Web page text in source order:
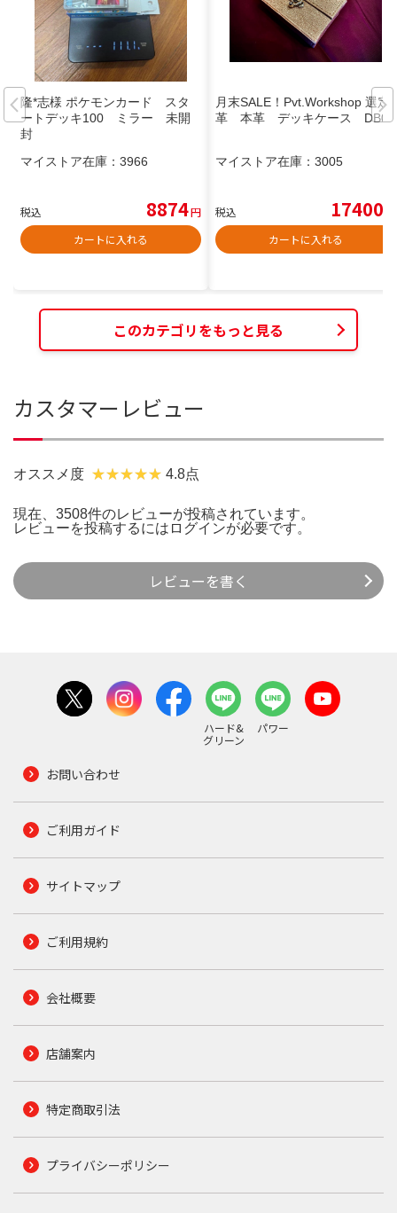
隆*志様 ポケモンカード スタ
ートデッキ100 ミラー 未開
封
マイストア在庫： 3966
税込 8874円
カートに入れる
月末SALE！Pvt.Workshop 選定
革 本革 デッキケース DB08
マイストア在庫： 3005
税込 17400
カートに入れる
このカテゴリをもっと見る
カスタマーレビュー
オススメ度 4.8点
現在、3508件のレビューが投稿されています。
レビューを投稿するには ログインが必要です。
レビューを書く
ハード&
グリーン
パワー
お問い合わせ
ご利用ガイド
サイトマップ
ご利用規約
会社概要
店舗案内
特定商取引法
プライバシーポリシー